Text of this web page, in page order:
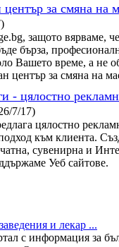
за смяна на
защото вярваме,
бърза,
Вашето време, а не
център за смяна на
- цялостно
7/17)
цялостно
към клиента.
сувенирна и
Уеб сайтове.
и лекар ...
с информация за